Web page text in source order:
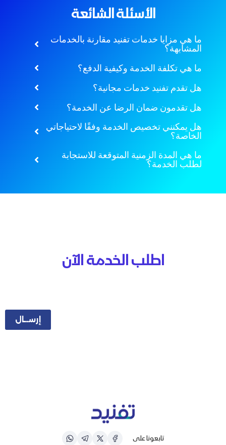
الأسئلة الشائعة
ما هي مزايا خدمات تفنيد مقارنة بالخدمات
المشابهة؟
ما هي تكلفة الخدمة وكيفية الدفع؟
هل تقدم تفنيد خدمات مجانية؟
هل تقدمون ضمان الرضا عن الخدمة؟
هل يمكنني تخصيص الخدمة وفقًا لاحتياجاتي
الخاصة؟
ما هي المدة الزمنية المتوقعة للاستجابة
لطلب الخدمة؟
اطلب الخدمة الآن
تابعونا على